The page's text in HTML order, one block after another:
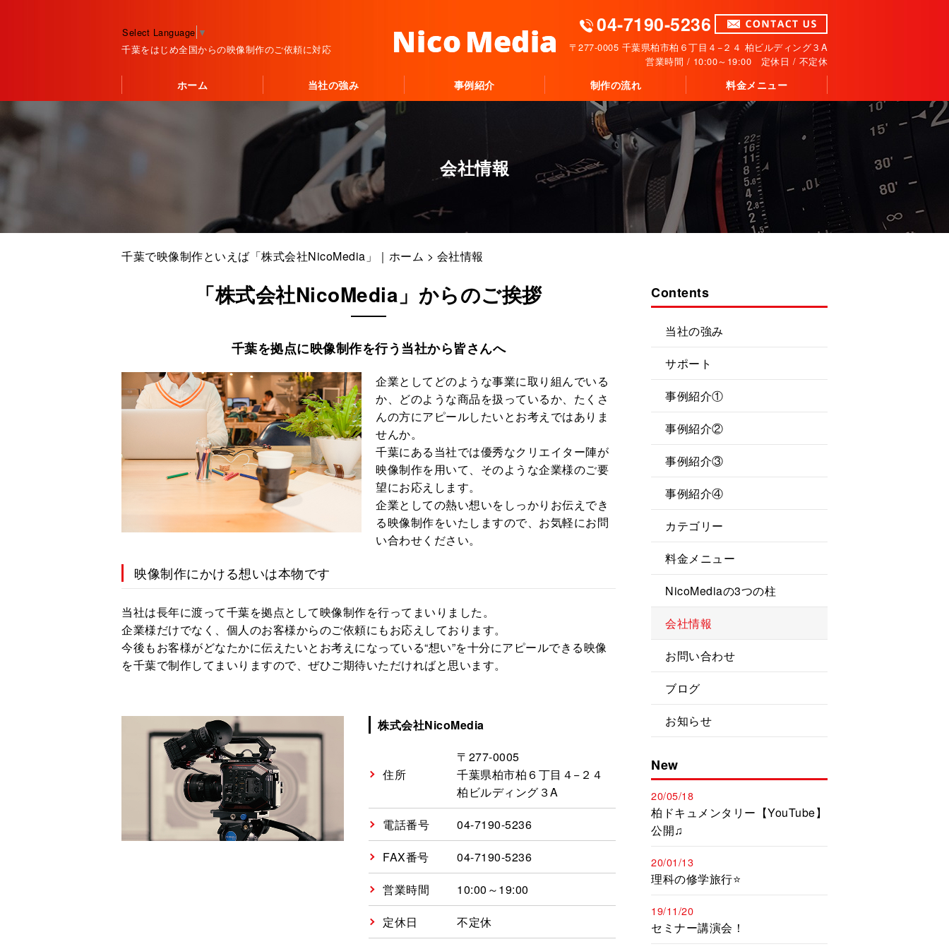
Select Language ▼
千葉をはじめ全国からの映像制作のご依頼に対応
04-7190-5236
〒277-0005 千葉県柏市柏６丁目４−２４ 柏ビルディング３A
営業時間 / 10:00～19:00 定休日 / 不定休
ホーム 当社の強み 事例紹介 制作の流れ 料金メニュー
会社情報
千葉で映像制作といえば「株式会社NicoMedia」｜ホーム > 会社情報
「株式会社NicoMedia」からのご挨拶
千葉を拠点に映像制作を行う当社から皆さんへ
企業としてどのような事業に取り組んでいる
か、どのような商品を扱っているか、たくさ
んの方にアピールしたいとお考えではありま
せんか。
千葉にある当社では優秀なクリエイター陣が
映像制作を用いて、そのような企業様のご要
望にお応えします。
企業としての熱い想いをしっかりお伝えでき
る映像制作をいたしますので、お気軽にお問
い合わせください。
映像制作にかける想いは本物です
当社は長年に渡って千葉を拠点として映像制作を行ってまいりました。
企業様だけでなく、個人のお客様からのご依頼にもお応えしております。
今後もお客様がどなたかに伝えたいとお考えになっている“想い”を十分にアピールできる映像
を千葉で制作してまいりますので、ぜひご期待いただければと思います。
株式会社NicoMedia
住所
〒277-0005
千葉県柏市柏６丁目４−２４
柏ビルディング３A
電話番号
04-7190-5236
FAX番号
04-7190-5236
営業時間
10:00～19:00
定休日
不定休
Contents
当社の強み
サポート
事例紹介①
事例紹介②
事例紹介③
事例紹介④
カテゴリー
料金メニュー
NicoMediaの3つの柱
会社情報
お問い合わせ
ブログ
お知らせ
New
20/05/18
柏ドキュメンタリー【YouTube】
公開♫
20/01/13
理科の修学旅行⭐️
19/11/20
セミナー講演会！